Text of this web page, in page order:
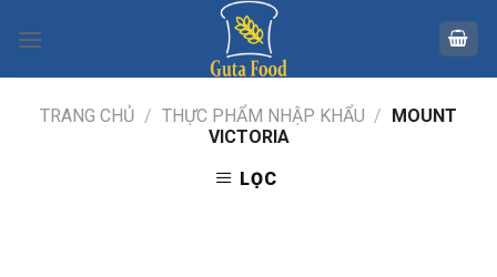
TRANG CHỦ / THỰC PHẨM NHẬP KHẨU / MOUNT
VICTORIA
LỌC